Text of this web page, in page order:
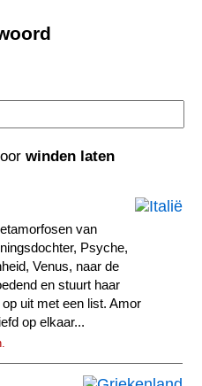
winden laten
van
Psyche,
Venus, naar de
en stuurt haar
uit met een list. Amor
op elkaar...